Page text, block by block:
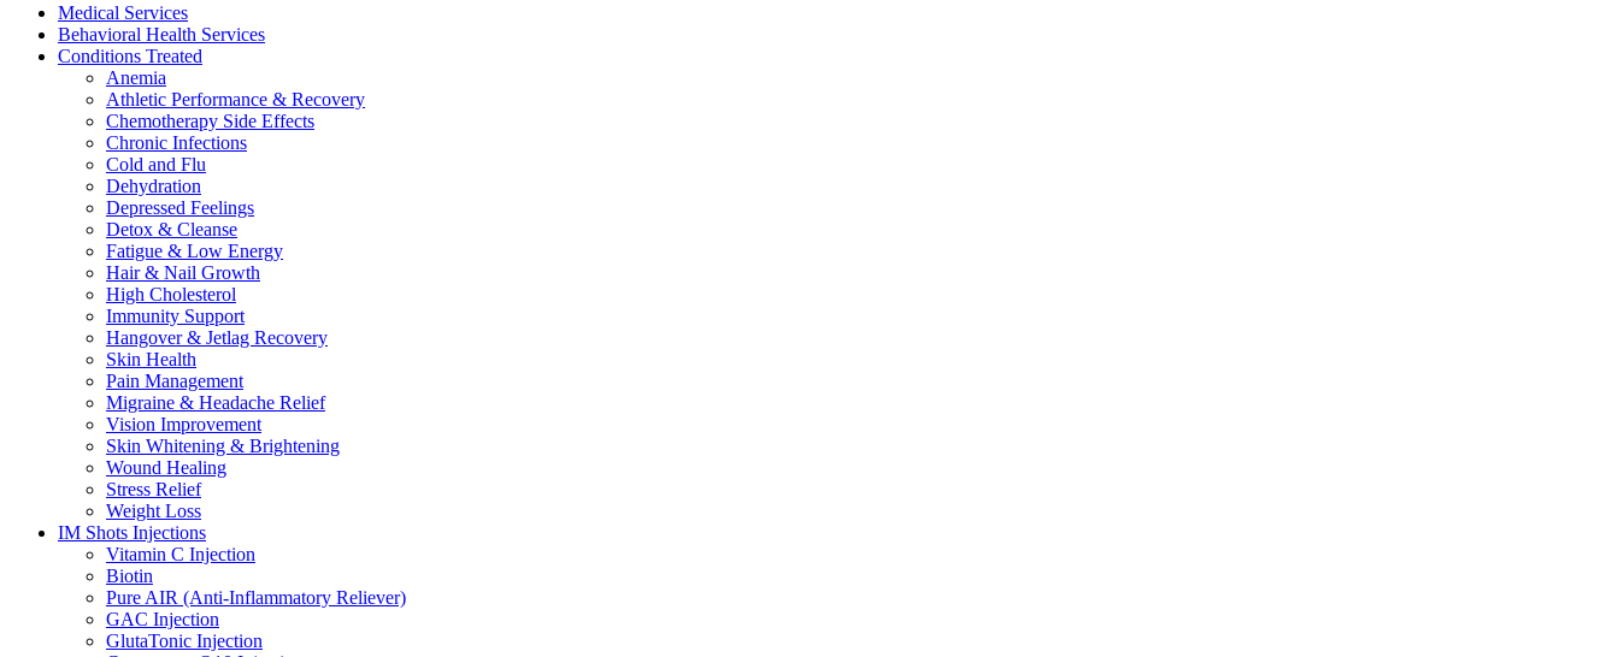
Medical Services
Behavioral Health Services
Conditions Treated
Anemia
Athletic Performance & Recovery
Chemotherapy Side Effects
Chronic Infections
Cold and Flu
Dehydration
Depressed Feelings
Detox & Cleanse
Fatigue & Low Energy
Hair & Nail Growth
High Cholesterol
Immunity Support
Hangover & Jetlag Recovery
Skin Health
Pain Management
Migraine & Headache Relief
Vision Improvement
Skin Whitening & Brightening
Wound Healing
Stress Relief
Weight Loss
IM Shots Injections
Vitamin C Injection
Biotin
Pure AIR (Anti-Inflammatory Reliever)
GAC Injection
GlutaTonic Injection